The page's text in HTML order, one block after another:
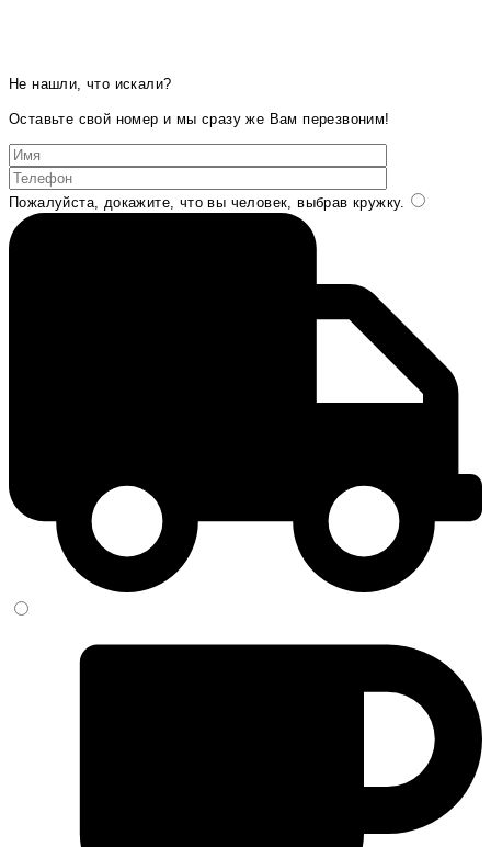
Не нашли, что искали?
Оставьте свой номер и мы сразу же Вам перезвоним!
Пожалуйста, докажите, что вы человек, выбрав кружку.